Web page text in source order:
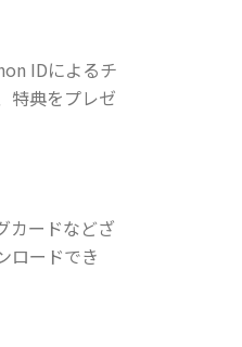
IDによるチ
特典をプレゼ
カードなどざ
ロードでき